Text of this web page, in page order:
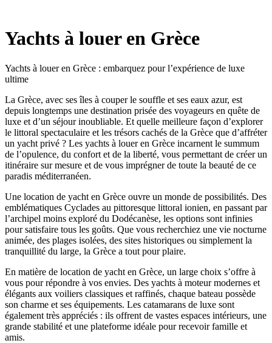
Yachts à louer en Grèce
Yachts à louer en Grèce : embarquez pour l’expérience de luxe
ultime
La Grèce, avec ses îles à couper le souffle et ses eaux azur, est
depuis longtemps une destination prisée des voyageurs en quête de
luxe et d’un séjour inoubliable. Et quelle meilleure façon d’explorer
le littoral spectaculaire et les trésors cachés de la Grèce que d’affréter
un yacht privé ? Les yachts à louer en Grèce incarnent le summum
de l’opulence, du confort et de la liberté, vous permettant de créer un
itinéraire sur mesure et de vous imprégner de toute la beauté de ce
paradis méditerranéen.
Une location de yacht en Grèce ouvre un monde de possibilités. Des
emblématiques Cyclades au pittoresque littoral ionien, en passant par
l’archipel moins exploré du Dodécanèse, les options sont infinies
pour satisfaire tous les goûts. Que vous recherchiez une vie nocturne
animée, des plages isolées, des sites historiques ou simplement la
tranquillité du large, la Grèce a tout pour plaire.
En matière de location de yacht en Grèce, un large choix s’offre à
vous pour répondre à vos envies. Des yachts à moteur modernes et
élégants aux voiliers classiques et raffinés, chaque bateau possède
son charme et ses équipements. Les catamarans de luxe sont
également très appréciés : ils offrent de vastes espaces intérieurs, une
grande stabilité et une plateforme idéale pour recevoir famille et
amis.